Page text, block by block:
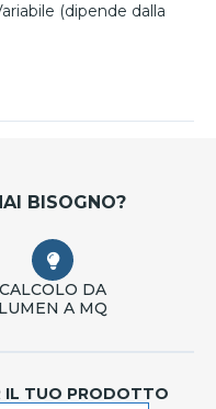
(dipende dalla
BISOGNO?
CALCOLO DA
LUMEN A MQ
IL TUO PRODOTTO